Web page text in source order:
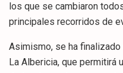
los que se cambiaron
principales recorridos de
Asimismo, se ha
La Albericia, que permitirá